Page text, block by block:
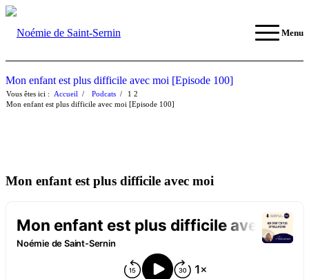
Menu
Mon enfant est plus difficile avec moi [Episode 100]
Vous êtes ici : Accueil 1
/ Podcats 2
/
Mon enfant est plus difficile avec moi [Episode 100]
Mon enfant est plus difficile avec moi